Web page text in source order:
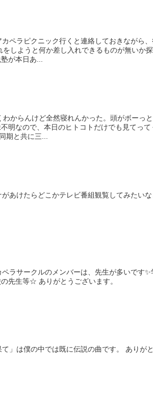
ペラピクニック行くと連絡しておきながら、
しようと何か差し入れできるものが無いか
が本日あ...
からんけど全然寝れんかった。頭がボーっ
明なので、本日のヒトコトだけでも見てって
期と共に三...
あけたらどこかテレビ番組観覧してみたいな
ラサークルのメンバーは、先生が多いです✨
先生等☆ ありがとうございます。
」は僕の中では既に伝説の曲です。 ありが